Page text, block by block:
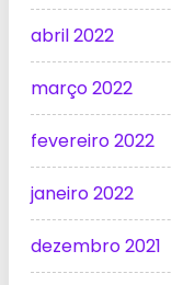
abril 2022
março 2022
fevereiro 2022
janeiro 2022
dezembro 2021